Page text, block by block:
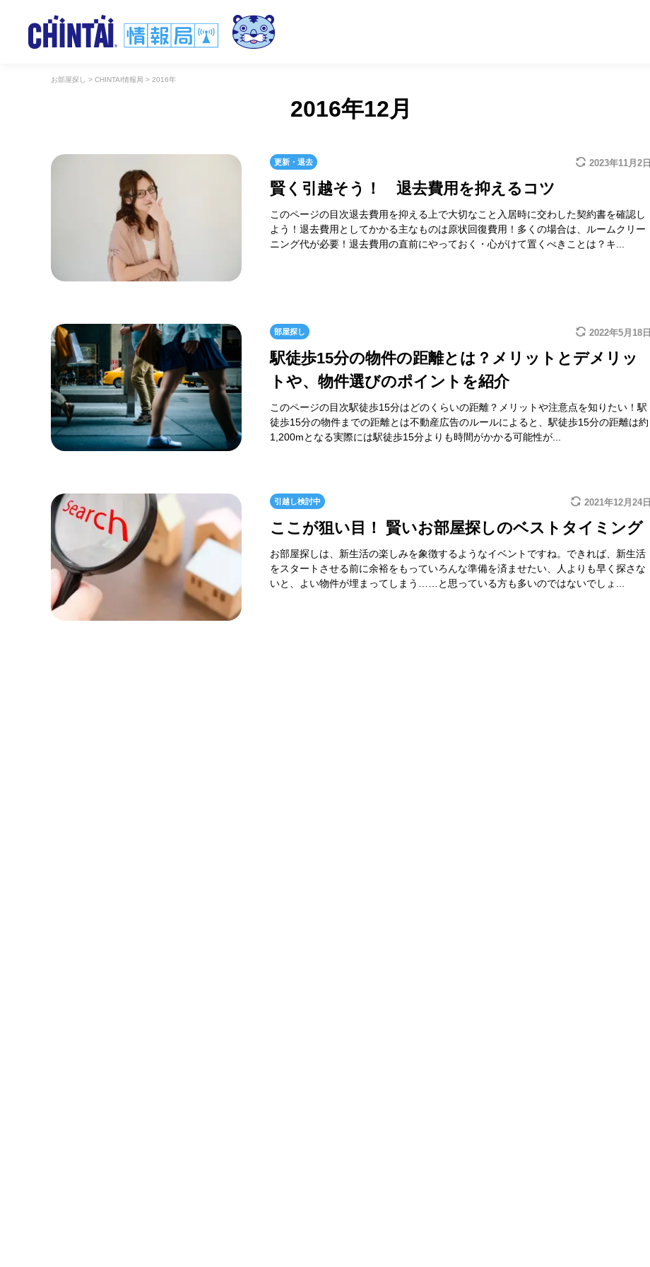
お部屋探し > CHINTAI情報局 > 2016年
2016年12月
更新・退去 2023年11月2日
賢く引越そう！ 退去費用を抑えるコツ
このページの目次退去費用を抑える上で大切なこと入居時に交わした契約書を確認し
よう！退去費用としてかかる主なものは原状回復費用！多くの場合は、ルームクリー
ニング代が必要！退去費用の直前にやっておく・心がけて置くべきことは？キ...
部屋探し 2022年5月18日
駅徒歩15分の物件の距離とは？メリットとデメリッ
トや、物件選びのポイントを紹介
このページの目次駅徒歩15分はどのくらいの距離？メリットや注意点を知りたい！駅
徒歩15分の物件までの距離とは不動産広告のルールによると、駅徒歩15分の距離は約
1,200mとなる実際には駅徒歩15分よりも時間がかかる可能性が...
引越し検討中 2021年12月24日
ここが狙い目！ 賢いお部屋探しのベストタイミング
お部屋探しは、新生活の楽しみを象徴するようなイベントですね。できれば、新生活
をスタートさせる前に余裕をもっていろんな準備を済ませたい、人よりも早く探さな
いと、よい物件が埋まってしまう……と思っている方も多いのではないでしょ...